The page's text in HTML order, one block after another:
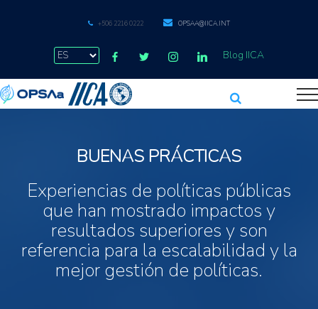
+506 2216 0222 OPSAA@IICA.INT
Blog IICA
BUENAS PRÁCTICAS
Experiencias de políticas públicas
que han mostrado impactos y
resultados superiores y son
referencia para la escalabilidad y la
mejor gestión de políticas.